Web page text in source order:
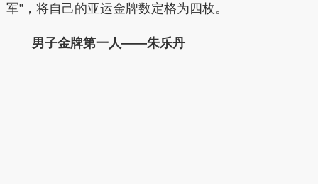
军”，将自己的亚运金牌数定格为四枚。
男子金牌第一人——朱乐丹